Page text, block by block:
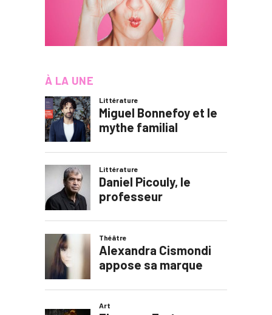
À LA UNE